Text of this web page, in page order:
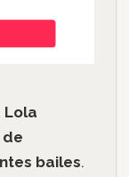
Lola
bailes.